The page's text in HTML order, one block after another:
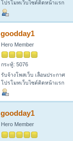
โปรโมทเว็บไซต์ติดหน้าแรก
goodday1
Hero Member
กระทู้: 5076
รับจ้างโพสเว็บ เลื่อนประกาศ
โปรโมทเว็บไซต์ติดหน้าแรก
goodday1
Hero Member